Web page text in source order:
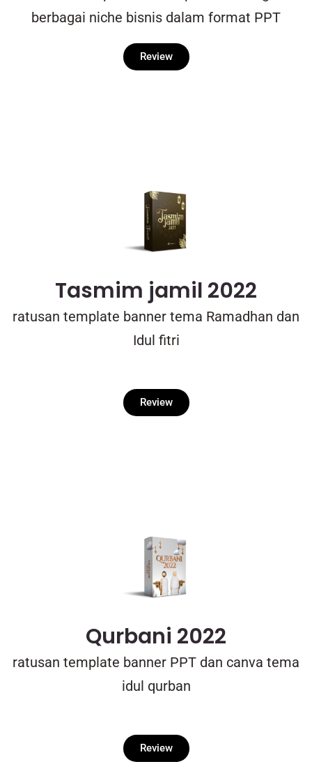
berbagai niche bisnis dalam format PPT
Review
Tasmim jamil 2022
ratusan template banner tema Ramadhan dan
Idul fitri
Review
Qurbani 2022
ratusan template banner PPT dan canva tema
idul qurban
Review